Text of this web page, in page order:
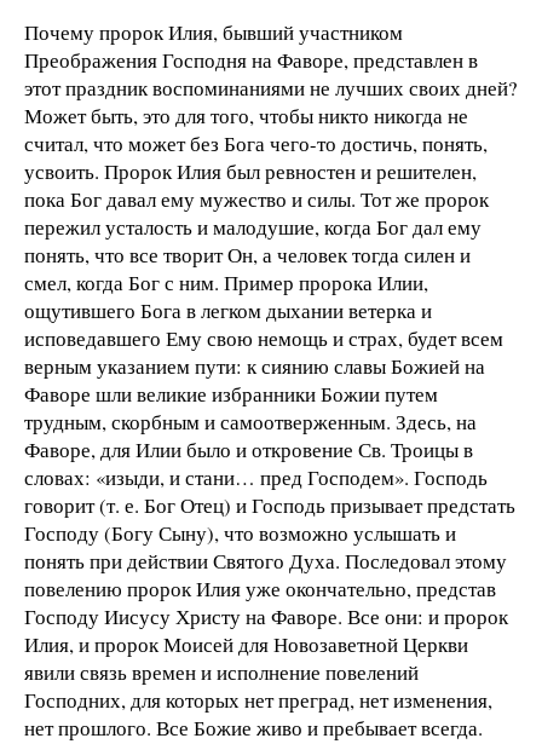
Почему пророк Илия, бывший участником
Преображения Господня на Фаворе, представлен в
этот праздник воспоминаниями не лучших своих дней?
Может быть, это для того, чтобы никто никогда не
считал, что может без Бога чего-то достичь, понять,
усвоить. Пророк Илия был ревностен и решителен,
пока Бог давал ему мужество и силы. Тот же пророк
пережил усталость и малодушие, когда Бог дал ему
понять, что все творит Он, а человек тогда силен и
смел, когда Бог с ним. Пример пророка Илии,
ощутившего Бога в легком дыхании ветерка и
исповедавшего Ему свою немощь и страх, будет всем
верным указанием пути: к сиянию славы Божией на
Фаворе шли великие избранники Божии путем
трудным, скорбным и самоотверженным. Здесь, на
Фаворе, для Илии было и откровение Св. Троицы в
словах: «изыди, и стани… пред Господем». Господь
говорит (т. е. Бог Отец) и Господь призывает предстать
Господу (Богу Сыну), что возможно услышать и
понять при действии Святого Духа. Последовал этому
повелению пророк Илия уже окончательно, представ
Господу Иисусу Христу на Фаворе. Все они: и пророк
Илия, и пророк Моисей для Новозаветной Церкви
явили связь времен и исполнение повелений
Господних, для которых нет преград, нет изменения,
нет прошлого. Все Божие живо и пребывает всегда.